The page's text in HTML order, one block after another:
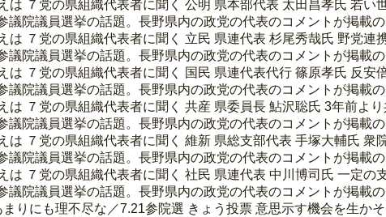
は ７党の県組織代表者に聞く 公明 県本部代表 太田昌孝氏 若い
院議員選挙の話題。長野県内の政党の代表のコメントが掲載
は ７党の県組織代表者に聞く 立民 県連代表 杉尾秀哉氏 野党連
院議員選挙の話題。長野県内の政党の代表のコメントが掲載
は ７党の県組織代表者に聞く 国民 県連代表代行 篠原孝氏 反安
院議員選挙の話題。長野県内の政党の代表のコメントが掲載
は ７党の県組織代表者に聞く 共産 県委員長 鮎沢聡氏 3年前より
院議員選挙の話題。長野県内の政党の代表のコメントが掲載
は ７党の県組織代表者に聞く 維新 県総支部代表 手塚大輔氏 衆
院議員選挙の話題。長野県内の政党の代表のコメントが掲載
は ７党の県組織代表者に聞く 社民 県連代表 中川博司氏 一定の
院議員選挙の話題。長野県内の政党の代表のコメントが掲載
りにも理不尽な／7.21参院選 きょう投票 意思示す機会を生かそ